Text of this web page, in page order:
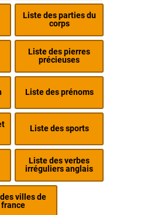
Liste des parties du
corps
Liste des pierres
précieuses
Liste des prénoms
Liste des sports
Liste des verbes
irréguliers anglais
villes de
france